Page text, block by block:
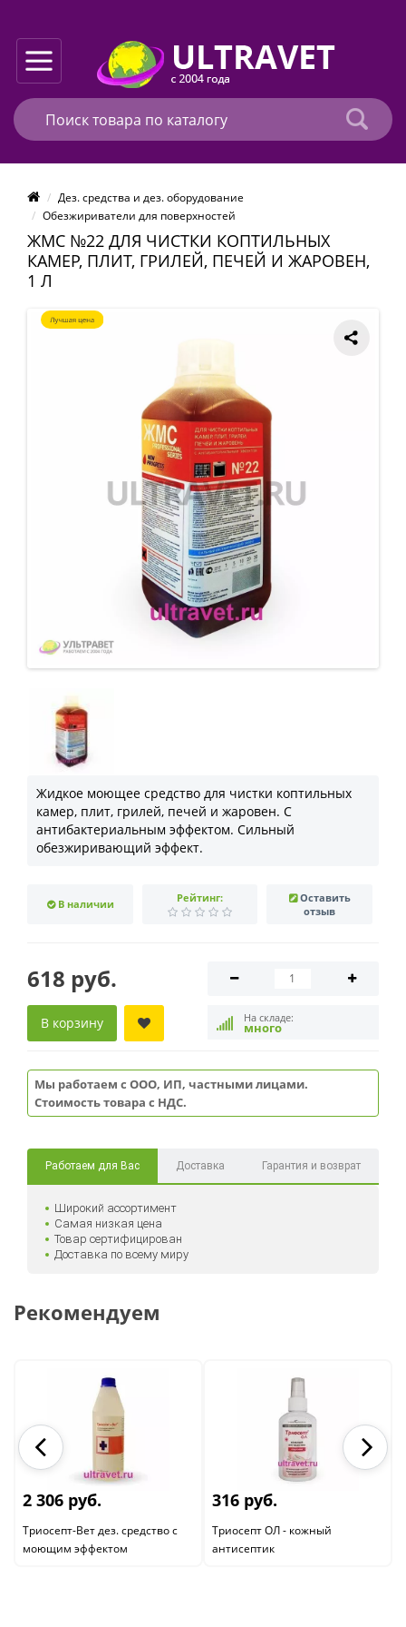
Дез. средства и дез. оборудование
Обезжириватели для поверхностей
ЖМС №22 ДЛЯ ЧИСТКИ КОПТИЛЬНЫХ
КАМЕР, ПЛИТ, ГРИЛЕЙ, ПЕЧЕЙ И ЖАРОВЕН,
1 Л
Жидкое моющее средство для чистки коптильных
камер, плит, грилей, печей и жаровен. С
антибактериальным эффектом. Сильный
обезжиривающий эффект.
В наличии Рейтинг:
Оставить
отзыв
618 руб.
На складе:
много
В корзину
Мы работаем с ООО, ИП, частными лицами.
Стоимость товара с НДС.
Работаем для Вас Доставка Гарантия и возврат
Широкий ассортимент
Самая низкая цена
Товар сертифицирован
Доставка по всему миру
Рекомендуем
2 306 руб.
Триосепт-Вет дез. средство с
моющим эффектом
316 руб.
Триосепт ОЛ - кожный
антисептик